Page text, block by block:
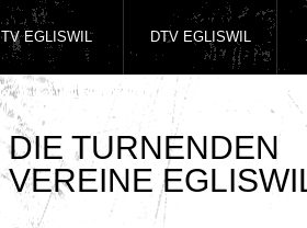
DIE TURNENDEN
VEREINE
TV EGLISWIL DTV EGLISWIL